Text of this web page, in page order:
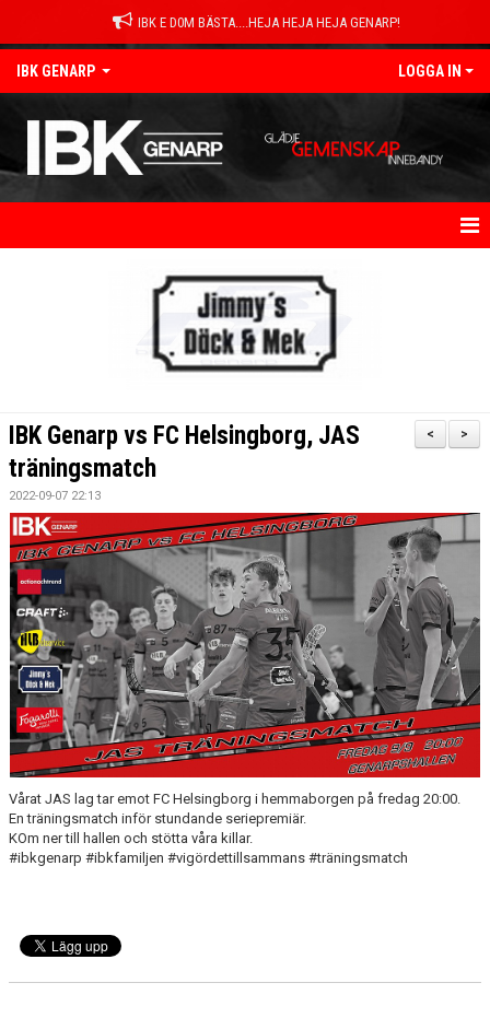
IBK E D0M BÄSTA....HEJA HEJA HEJA GENARP!
IBK GENARP LOGGA IN
KALENDER
GÄSTBOK
BILDGALLERI
DOKUMENT
VÅRA LAG
MEDLEMSKAP
MATCHER
>
<
IBK Genarp vs FC Helsingborg, JAS
träningsmatch
2022-09-07 22:13
Vårat JAS lag tar emot FC Helsingborg i hemmaborgen på fredag 20:00.
En träningsmatch inför stundande seriepremiär.
KOm ner till hallen och stötta våra killar.
#ibkgenarp #ibkfamiljen #vigördettillsammans #träningsmatch